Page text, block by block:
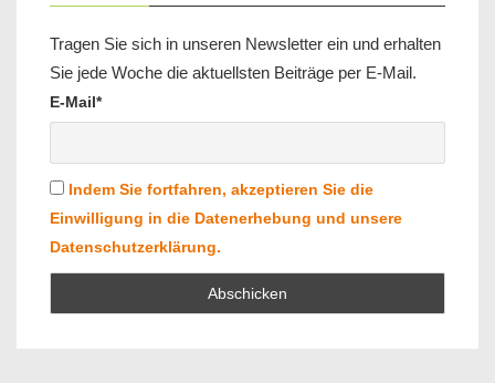
Tragen Sie sich in unseren Newsletter ein und erhalten
Sie jede Woche die aktuellsten Beiträge per E-Mail.
E-Mail*
Indem Sie fortfahren, akzeptieren Sie die
Einwilligung in die Datenerhebung und unsere
Datenschutzerklärung.